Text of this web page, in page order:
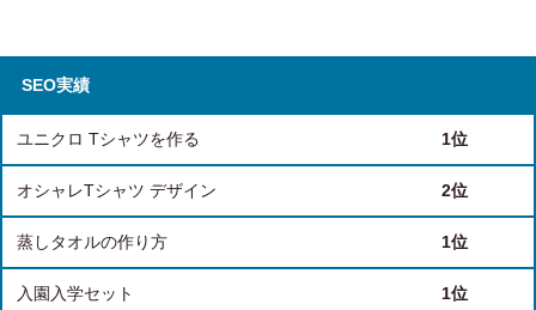
SEO実績
ユニクロ Tシャツを作る 1位
オシャレTシャツ デザイン 2位
蒸しタオルの作り方 1位
入園入学セット 1位